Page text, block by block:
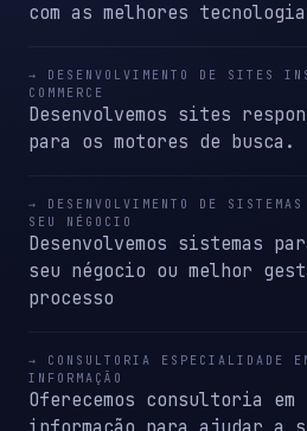
com as melhores
→ DESENVOLVIMENTO DE SITES
COMMERCE
Desenvolvemos sites
para os motores de busca.
→ DESENVOLVIMENTO DE
SEU NÉGOCIO
Desenvolvemos sistemas
seu négocio ou melhor
processo
→ CONSULTORIA ESPECIALIDADE
INFORMAÇÃO
Oferecemos consultoria